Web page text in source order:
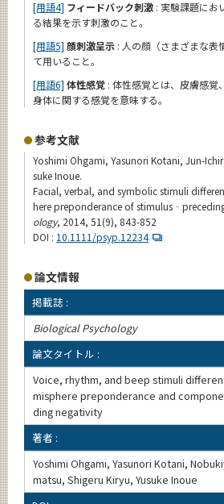
[用語4] フィードバック刺激 : 実験課題にお
る結果を示す刺激のこと。
[用語5] 顔刺激呈示 : 人の顔（さまざまな表
て用いること。
[用語6] 体性感覚 : 体性感覚とは、皮膚感覚
身体に関する感覚を意味する。
参考文献
Yoshimi Ohgami, Yasunori Kotani, Jun-
suke Inoue.
Facial, verbal, and symbolic stimuli
here preponderance of
ology, 2014, 51(9), 843-852
DOI : 10.1111/psyp.12234
論文情報
掲載誌 :
Biological Psychology
論文タイトル :
Voice, rhythm, and beep stimuli
misphere preponderance and
ding negativity
著者 :
Yoshimi Ohgami, Yasunori Kotani,
matsu, Shigeru Kiryu, Yusuke Inoue